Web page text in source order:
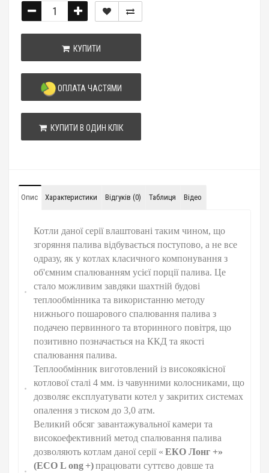
КУПИТИ
ОПЛАТА ЧАСТЯМИ
КУПИТИ В ОДИН КЛІК
Опис Характеристики Відгуків (0) Таблиця Вiдео
Котли даної серії влаштовані таким чином, що
згоряння палива відбувається поступово, а не все
одразу, як у котлах класичного компонування з
об'ємним спалюванням усієї порції палива. Це
стало можливим завдяки шахтній будові
теплообмінника та використанню методу
нижнього пошарового спалювання палива з
подачею первинного та вторинного повітря, що
позитивно позначається на ККД та якості
спалювання палива.
Теплообмінник виготовлений із високоякісної
котлової сталі 4 мм. із чавунними колосниками, що
дозволяє експлуатувати котел у закритих системах
опалення з тиском до 3,0 атм.
Великий обсяг завантажувальної камери та
високоефективний метод спалювання палива
дозволяють котлам даної серії « ЕКО Лонг +»
(ЕСО L ong +)працювати суттєво довше та